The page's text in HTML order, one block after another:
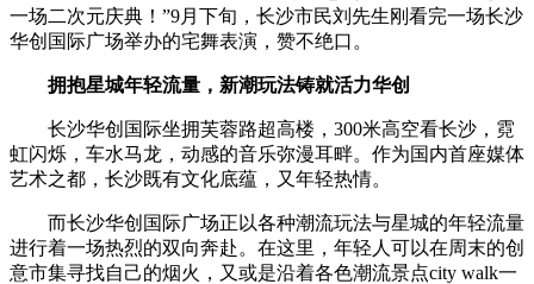
一场二次元庆典！”9月下旬，长沙市民刘先生刚看完一场长沙
华创国际广场举办的宅舞表演，赞不绝口。
拥抱星城年轻流量，新潮玩法铸就活力华创
长沙华创国际坐拥芙蓉路超高楼，300米高空看长沙，霓
虹闪烁，车水马龙，动感的音乐弥漫耳畔。作为国内首座媒体
艺术之都，长沙既有文化底蕴，又年轻热情。
而长沙华创国际广场正以各种潮流玩法与星城的年轻流量
进行着一场热烈的双向奔赴。在这里，年轻人可以在周末的创
意市集寻找自己的烟火，又或是沿着各色潮流景点city walk一